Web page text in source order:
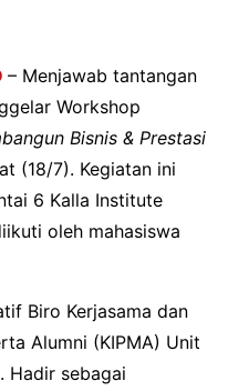
– Menjawab tantangan
Workshop
Bisnis & Prestasi
(18/7). Kegiatan ini
6 Kalla Institute
oleh mahasiswa
Biro Kerjasama dan
Alumni (KIPMA) Unit
Hadir sebagai